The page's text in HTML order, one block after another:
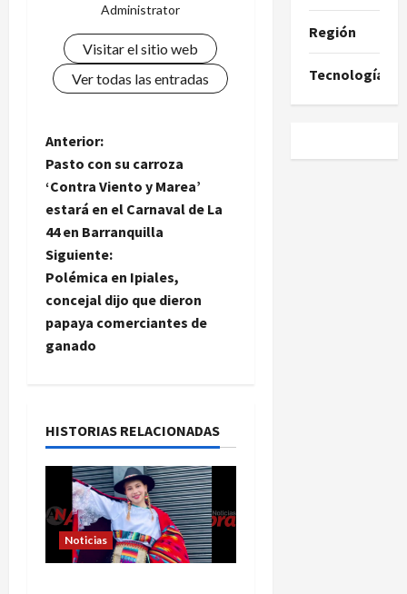
Administrator
Visitar el sitio web
Ver todas las entradas
N
a
v
e
g
a
ó
d
e
Anterior:
Pasto con su carroza
‘Contra Viento y Marea’
estará en el Carnaval de La
44 en Barranquilla
Siguiente:
Polémica en Ipiales,
concejal dijo que dieron
papaya comerciantes de
ganado
HISTORIAS RELACIONADAS
Noticias
Región
Tecnología